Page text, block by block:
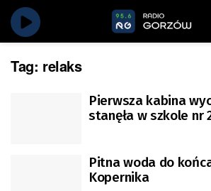
Tag: relaks
Pierwsza kabina
stanęła w szkole nr
Pitna woda do
Kopernika